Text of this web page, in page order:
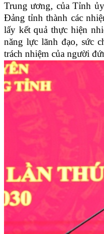
Trung ương, của Tỉnh
Đảng tỉnh thành các
lấy kết quả thực hiện
năng lực lãnh đạo, sức
trách nhiệm của người